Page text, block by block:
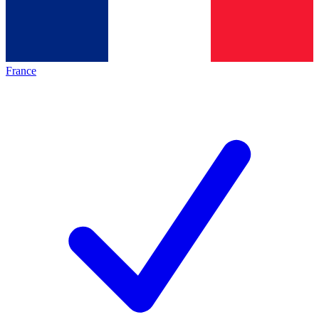
France